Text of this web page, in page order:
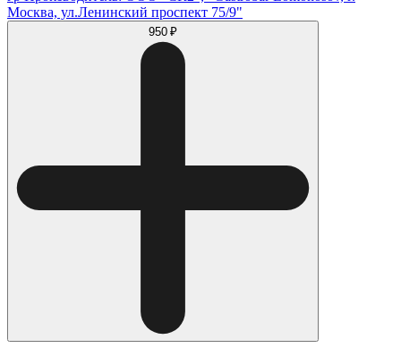
Москва, ул.Ленинский проспект 75/9"
950 ₽